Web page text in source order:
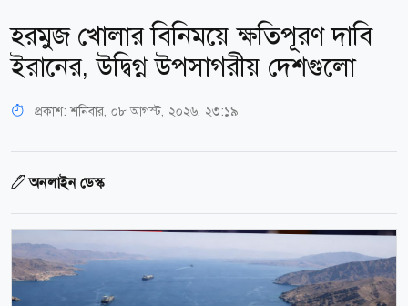
হরমুজ খোলার বিনিময়ে ক্ষতিপূরণ দাবি
ইরানের, উদ্বিগ্ন উপসাগরীয় দেশগুলো
প্রকাশ:শনিবার, ০৮ আগস্ট, ২০২৬, ২৩:১৯
অনলাইন ডেস্ক